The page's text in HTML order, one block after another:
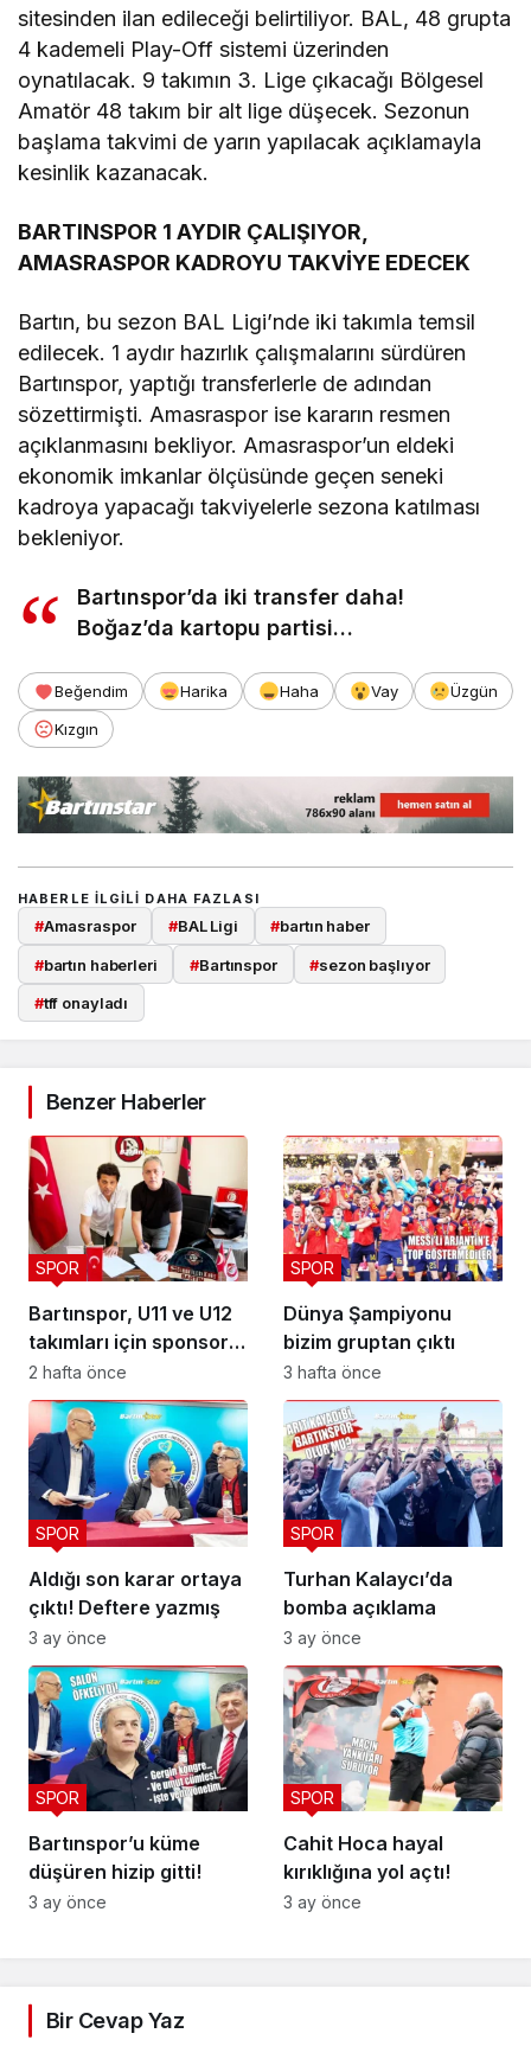
sitesinden ilan edileceği belirtiliyor. BAL, 48 grupta
4 kademeli Play-Off sistemi üzerinden
oynatılacak. 9 takımın 3. Lige çıkacağı Bölgesel
Amatör 48 takım bir alt lige düşecek. Sezonun
başlama takvimi de yarın yapılacak açıklamayla
kesinlik kazanacak.
BARTINSPOR 1 AYDIR ÇALIŞIYOR,
AMASRASPOR KADROYU TAKVİYE EDECEK
Bartın, bu sezon BAL Ligi’nde iki takımla temsil
edilecek. 1 aydır hazırlık çalışmalarını sürdüren
Bartınspor, yaptığı transferlerle de adından
sözettirmişti. Amasraspor ise kararın resmen
açıklanmasını bekliyor. Amasraspor’un eldeki
ekonomik imkanlar ölçüsünde geçen seneki
kadroya yapacağı takviyelerle sezona katılması
bekleniyor.
Bartınspor’da iki transfer daha!
Boğaz’da kartopu partisi…
Beğendim Harika Haha Vay
Üzgün
Kızgın
HABERLE ILGILI DAHA FAZLASI
#Amasraspor #BAL Ligi #bartın haber
#bartın haberleri #Bartınspor #sezon başlıyor
#tff onayladı
Benzer Haberler
Bartınspor, U11 ve U12
takımları için sponsor
buldu
SPOR
2 hafta önce
Dünya Şampiyonu
bizim gruptan çıktı
SPOR
3 hafta önce
Aldığı son karar ortaya
çıktı! Deftere yazmış
SPOR
3 ay önce
Turhan Kalaycı’da
bomba açıklama
SPOR
3 ay önce
Bartınspor’u küme
düşüren hizip gitti!
SPOR
3 ay önce
Cahit Hoca hayal
kırıklığına yol açtı!
SPOR
3 ay önce
Bir Cevap Yaz